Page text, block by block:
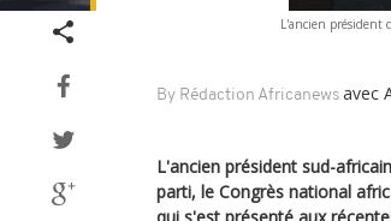
L'ancien président
By Rédaction Africanews avec
L'ancien président sud-
parti, le Congrès national